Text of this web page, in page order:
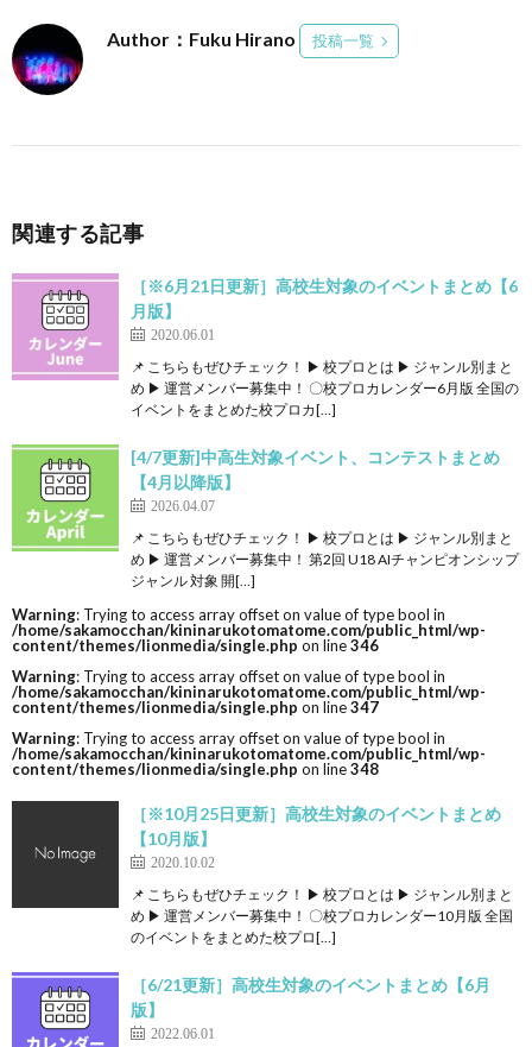
Author：Fuku Hirano 投稿一覧
関連する記事
［※6月21日更新］高校生対象のイベントまとめ【6
月版】
2020.06.01
📌 こちらもぜひチェック！ ▶ 校プロとは ▶ ジャンル別まと
め ▶ 運営メンバー募集中！ 〇校プロカレンダー6月版 全国の
イベントをまとめた校プロカ[…]
[4/7更新]中高生対象イベント、コンテストまとめ
【4月以降版】
2026.04.07
📌 こちらもぜひチェック！ ▶ 校プロとは ▶ ジャンル別まと
め ▶ 運営メンバー募集中！ 第2回 U18 AIチャンピオンシップ
ジャンル 対象 開[…]
Warning: Trying to access array offset on value of type bool in
/home/sakamocchan/kininarukotomatome.com/public_html/wp-
content/themes/lionmedia/single.php on line346
Warning: Trying to access array offset on value of type bool in
/home/sakamocchan/kininarukotomatome.com/public_html/wp-
content/themes/lionmedia/single.php on line347
Warning: Trying to access array offset on value of type bool in
/home/sakamocchan/kininarukotomatome.com/public_html/wp-
content/themes/lionmedia/single.php on line348
［※10月25日更新］高校生対象のイベントまとめ
【10月版】
2020.10.02
📌 こちらもぜひチェック！ ▶ 校プロとは ▶ ジャンル別まと
め ▶ 運営メンバー募集中！ 〇校プロカレンダー10月版 全国
のイベントをまとめた校プロ[…]
［6/21更新］高校生対象のイベントまとめ【6月
版】
2022.06.01